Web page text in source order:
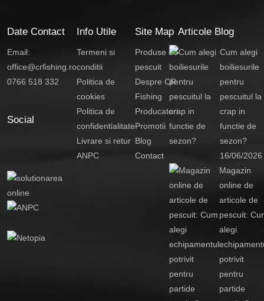
Date Contact
Email:
office@crfishing.ro
0766 518 332
Social
Info Utile
Termeni si
conditii
Politica de
cookies
Politica de
confidentialitate
Livrare si retur
ANPC
Site Map
Produse de
pescuit
Despre CR
Fishing
Producatori
Promotii
Blog
Contact
Articole Blog
Cum alegi
boiliesurile
pentru
pescuitul la
crap in
functie de
sezon?
16/06/2026
Magazin
online de
articole de
pescuit:
alegi
potrivit
pentru
partide